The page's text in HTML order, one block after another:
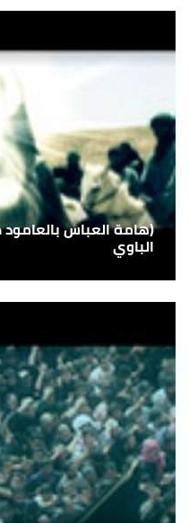
(هامة العباس بالعامود
الباوي